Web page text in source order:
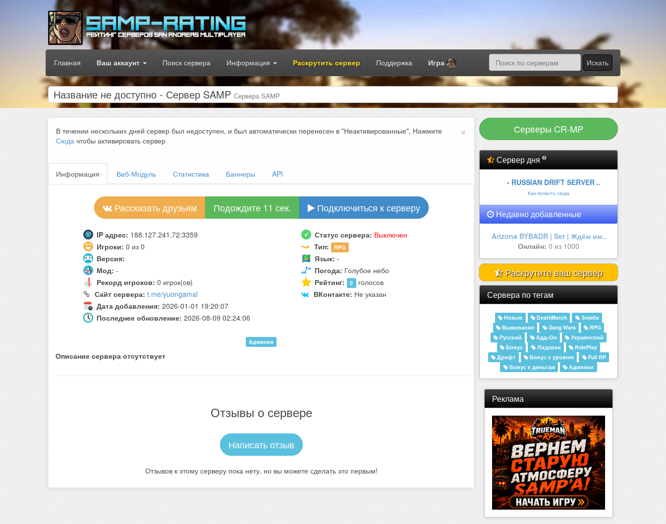
Главная Ваш аккаунт Поиск сервера Информация Раскрутить сервер Поддержка Игра Искать
Название не доступно - Сервер SAMP Сервера SAMP
×
В течении нескольких дней сервер был недоступен, и был автоматически перенесен в "Неактивированные", Нажмите
Сюда чтобы активировать сервер
Информация Веб-Модуль Статистика Баннеры API
Рассказать друзьям Подождите 10 сек. Подключиться к серверу
IP адрес: 188.127.241.72:3359 Статус сервера: Выключен
Игроки: 0 из 0 Тип: RPG
Версия: Язык: -
Мод: - Погода: Голубое небо
Рекорд игроков: 0 игрок(ов) Рейтинг: 0 голосов
Сайт сервера: t.me/yuongamal ВКонтакте: Не указан
Дата добавления: 2026-01-01 19:20:07
Последнее обновление: 2026-08-09 02:24:06
Админки
Описание сервера отсутствует
Отзывы о сервере
Написать отзыв
Отзывов к этому серверу пока нету, но вы можете сделать это первым!
Серверы CR-MP
Сервер дня
• RUSSIAN DRIFT SERVER ..
Как попасть сюда
Недавно добавленные
Aurora RolePlay
Онлайн:0 из 50
Раскрутите ваш сервер
Сервера по тегам
Новые DeathMatch
Зомби
Выживание
Gang Wars
RPG
Русский
Адд-Он
Украинский
Бонус
Лидерки
RolePlay
Дрифт
Бонус к уровню
Full RP
Бонус к деньгам
Админки
Реклама